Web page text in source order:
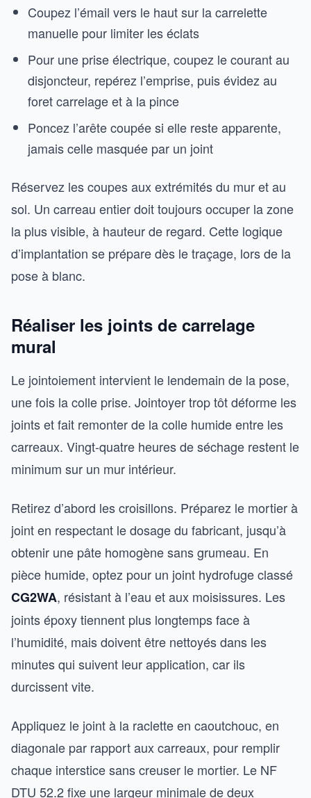
Coupez l’émail vers le haut sur la carrelette
manuelle pour limiter les éclats
Pour une prise électrique, coupez le courant au
disjoncteur, repérez l’emprise, puis évidez au
foret carrelage et à la pince
Poncez l’arête coupée si elle reste apparente,
jamais celle masquée par un joint
Réservez les coupes aux extrémités du mur et au
sol. Un carreau entier doit toujours occuper la zone
la plus visible, à hauteur de regard. Cette logique
d’implantation se prépare dès le traçage, lors de la
pose à blanc.
Réaliser les joints de carrelage
mural
Le jointoiement intervient le lendemain de la pose,
une fois la colle prise. Jointoyer trop tôt déforme les
joints et fait remonter de la colle humide entre les
carreaux. Vingt-quatre heures de séchage restent le
minimum sur un mur intérieur.
Retirez d’abord les croisillons. Préparez le mortier à
joint en respectant le dosage du fabricant, jusqu’à
obtenir une pâte homogène sans grumeau. En
pièce humide, optez pour un joint hydrofuge classé
CG2WA, résistant à l’eau et aux moisissures. Les
joints époxy tiennent plus longtemps face à
l’humidité, mais doivent être nettoyés dans les
minutes qui suivent leur application, car ils
durcissent vite.
Appliquez le joint à la raclette en caoutchouc, en
diagonale par rapport aux carreaux, pour remplir
chaque interstice sans creuser le mortier. Le NF
DTU 52.2 fixe une largeur minimale de deux